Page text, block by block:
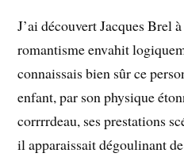
J’ai découvert Jacques Brel
romantisme envahit
connaissais bien sûr ce
enfant, par son physique
corrrrdeau, ses prestations
il apparaissait dégoulinant